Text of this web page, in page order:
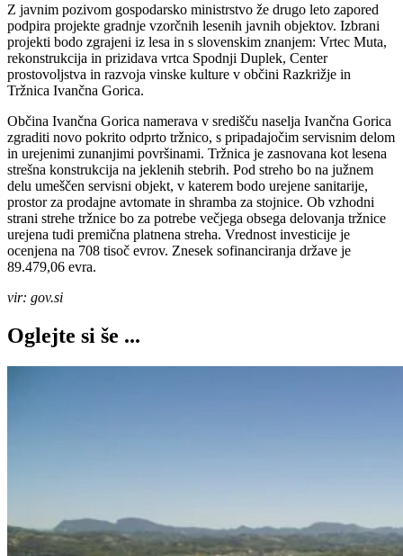
Z javnim pozivom gospodarsko ministrstvo že drugo leto zapored
podpira projekte gradnje vzorčnih lesenih javnih objektov. Izbrani
projekti bodo zgrajeni iz lesa in s slovenskim znanjem: Vrtec Muta,
rekonstrukcija in prizidava vrtca Spodnji Duplek, Center
prostovoljstva in razvoja vinske kulture v občini Razkrižje in
Tržnica Ivančna Gorica.
Občina Ivančna Gorica namerava v središču naselja Ivančna Gorica
zgraditi novo pokrito odprto tržnico, s pripadajočim servisnim delom
in urejenimi zunanjimi površinami. Tržnica je zasnovana kot lesena
strešna konstrukcija na jeklenih stebrih. Pod streho bo na južnem
delu umeščen servisni objekt, v katerem bodo urejene sanitarije,
prostor za prodajne avtomate in shramba za stojnice. Ob vzhodni
strani strehe tržnice bo za potrebe večjega obsega delovanja tržnice
urejena tudi premična platnena streha. Vrednost investicije je
ocenjena na 708 tisoč evrov. Znesek sofinanciranja države je
89.479,06 evra.
vir: gov.si
Oglejte si še ...